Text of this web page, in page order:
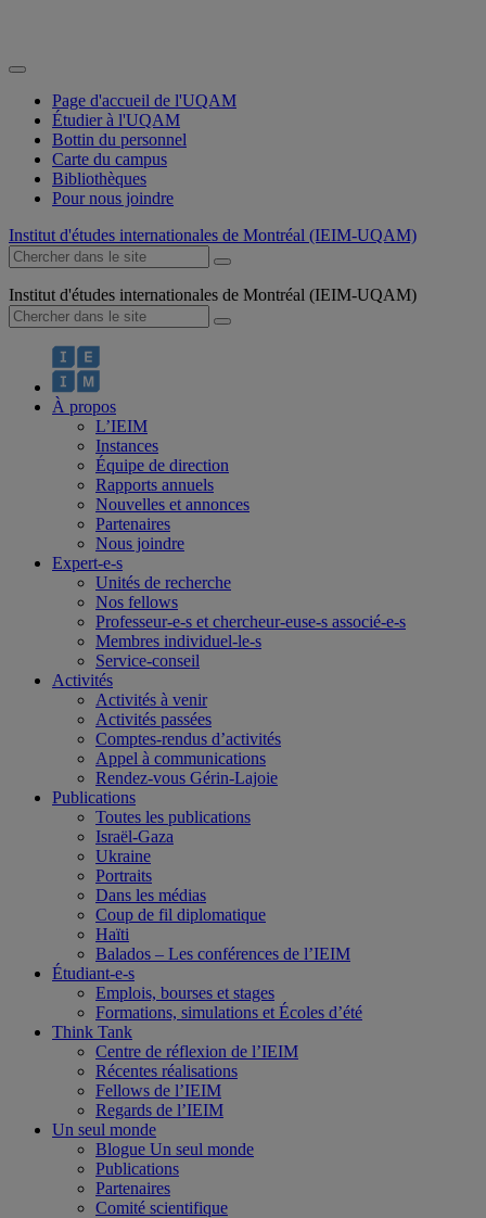
Page d'accueil de l'UQAM
Étudier à l'UQAM
Bottin du personnel
Carte du campus
Bibliothèques
Pour nous joindre
Institut d'études internationales de Montréal (IEIM-UQAM)
Institut d'études internationales de Montréal (IEIM-UQAM)
À propos
L’IEIM
Instances
Équipe de direction
Rapports annuels
Nouvelles et annonces
Partenaires
Nous joindre
Expert-e-s
Unités de recherche
Nos fellows
Professeur-e-s et chercheur-euse-s associé-e-s
Membres individuel-le-s
Service-conseil
Activités
Activités à venir
Activités passées
Comptes-rendus d’activités
Appel à communications
Rendez-vous Gérin-Lajoie
Publications
Toutes les publications
Israël-Gaza
Ukraine
Portraits
Dans les médias
Coup de fil diplomatique
Haïti
Balados – Les conférences de l’IEIM
Étudiant-e-s
Emplois, bourses et stages
Formations, simulations et Écoles d’été
Think Tank
Centre de réflexion de l’IEIM
Récentes réalisations
Fellows de l’IEIM
Regards de l’IEIM
Un seul monde
Blogue Un seul monde
Publications
Partenaires
Comité scientifique